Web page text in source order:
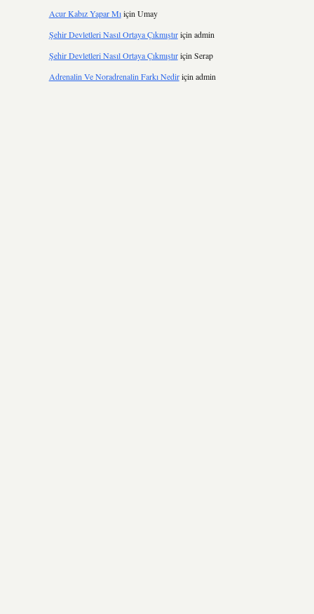
Acur Kabız Yapar Mıiçin Umay
Şehir Devletleri Nasıl Ortaya Çıkmıştıriçin admin
Şehir Devletleri Nasıl Ortaya Çıkmıştıriçin Serap
Adrenalin Ve Noradrenalin Farkı Nediriçin admin